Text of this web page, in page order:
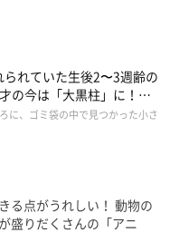
ニーナさんとの出
られていた生後2〜3週齢の
の今は「大黒柱」に！
成長した姿にグッとくる
に、ゴミ袋の中で見つかった小さ
る点がうれしい！ 動物の
盛りだくさんの「アニ